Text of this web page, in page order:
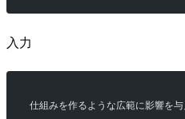
入力
仕組みを作るような広範に影響を